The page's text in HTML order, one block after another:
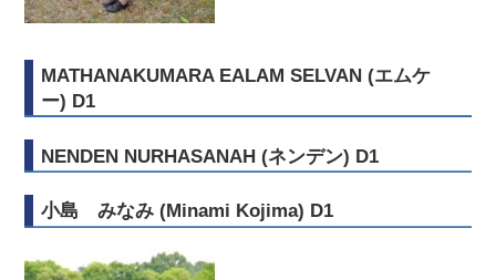
MATHANAKUMARA EALAM SELVAN (エムケ
ー) D1
NENDEN NURHASANAH (ネンデン) D1
小島 みなみ (Minami Kojima) D1